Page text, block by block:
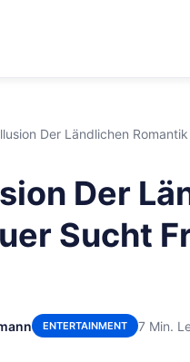
Der Ländlichen
Der
Sucht
ENTERTAINMENT 7 Min.